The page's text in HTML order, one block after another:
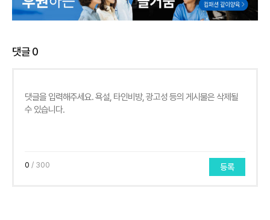
댓글0
0 / 300 등록